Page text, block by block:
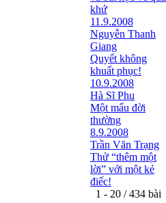
khứ
11.9.2008
Nguyễn Thanh
Giang
Quyết không
khuất phục!
10.9.2008
Hà Sĩ Phu
Một mẩu đời
thường
8.9.2008
Trần Văn Trạng
Thử “thêm một
lời” với một kẻ
điếc!
1 - 20 / 434 bài